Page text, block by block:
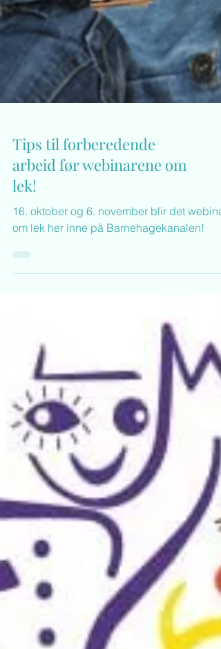
Tips til forberedende
arbeid før webinarene om
lek!
16. oktober og 6. november blir det webinar
om lek her inne på Barnehagekanalen!